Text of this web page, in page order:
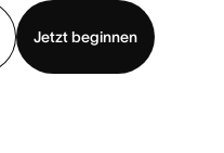
Jetzt beginnen